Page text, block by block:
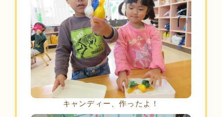
キャンディー、作ったよ！